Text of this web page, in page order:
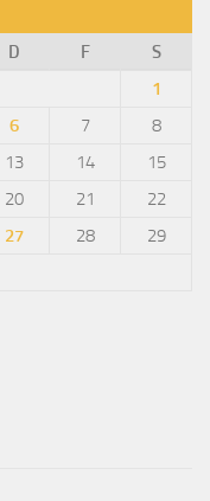
D F
S
1
6 7
8
13 14
15
20 21
22
27 28
29